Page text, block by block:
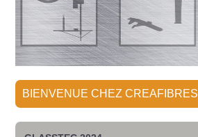
BIENVENUE CHEZ CREAFIBRES